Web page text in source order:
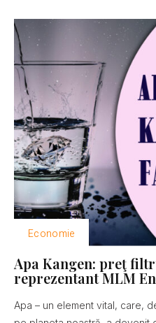
Economie
Apa Kangen: preţ
reprezentant MLM
Apa – un element vital, care,